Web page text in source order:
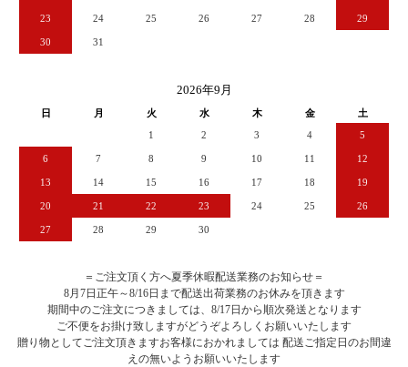
23 24 25 26 27 28 29
30 31
2026年9月
日 月 火 水 木 金
土
1
2 3 4 5
6 7 8 9 10 11 12
13 14 15 16 17 18 19
20 21 22 23 24 25 26
27 28 29 30
＝ご注文頂く方へ夏季休暇配送業務のお知らせ＝
8月7日正午～8/16日まで配送出荷業務のお休みを頂きます
期間中のご注文につきましては、8/17日から順次発送となります
ご不便をお掛け致しますがどうぞよろしくお願いいたします
贈り物としてご注文頂きますお客様におかれましては 配送ご指定日のお間違
えの無いようお願いいたします